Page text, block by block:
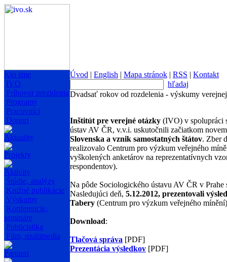
Kto sme
IVO
Príhovor prezidenta
Programy
Pracovníci
Donori
Aktuality
Projekty
Aktivity
Štúdie, analýzy
Knižné publikácie
Výskumy
Konferencie,
semináre
Publicistika
Film, multimedia
Partneri
Úvod | English | Mapa stránok | RSS | Kontakt
hľadaj
Dvadsať rokov od rozdelenia - výskumy
Inštitút pre verejné otázky (IVO) v spolupráci
ústav AV ČR, v.v.i. uskutočnili začiatkom
Slovenska a vznik samostatných štátov. Zber
realizovalo Centrum pro výzkum veřejného
vyškolených anketárov na reprezentatívnych
respondentov).
Na pôde Sociologického ústavu AV ČR v Prahe
Nasledujúci deň, 5.12.2012, prezentovali
Tabery (Centrum pro výzkum veřejného
Download:
Tlačová správa [PDF]
Prezentácia výsledkov [PDF]